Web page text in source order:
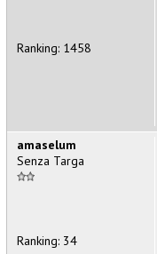
Ranking: 1458
amaselum
Senza Targa
Ranking: 34